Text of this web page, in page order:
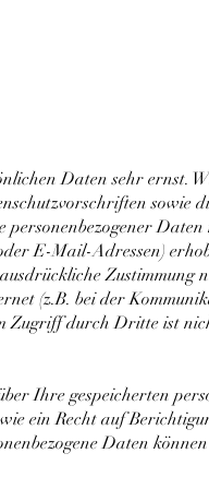
Daten sehr ernst.
sowie
E-Mail-Adressen)
Zustimmung
(z.B. bei der
Zugriff durch Dritte ist
Ihre gespeicherten
ein Recht auf
Daten